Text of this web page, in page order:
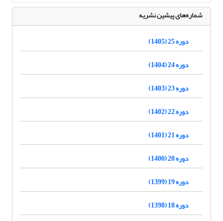
شماره‌های پیشین نشریه
دوره 25 (1405)
دوره 24 (1404)
دوره 23 (1403)
دوره 22 (1402)
دوره 21 (1401)
دوره 20 (1400)
دوره 19 (1399)
دوره 18 (1398)